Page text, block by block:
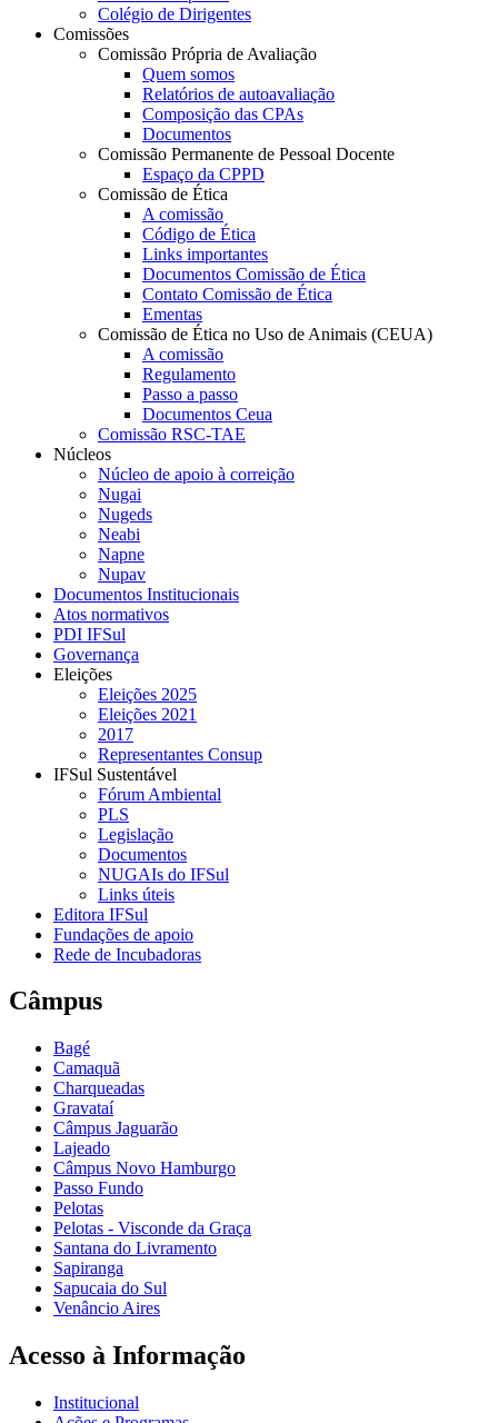
Colégio de Dirigentes
Comissões
Comissão Própria de Avaliação
Quem somos
Relatórios de autoavaliação
Composição das CPAs
Documentos
Comissão Permanente de Pessoal Docente
Espaço da CPPD
Comissão de Ética
A comissão
Código de Ética
Links importantes
Documentos Comissão de Ética
Contato Comissão de Ética
Ementas
Comissão de Ética no Uso de Animais (CEUA)
A comissão
Regulamento
Passo a passo
Documentos Ceua
Comissão RSC-TAE
Núcleos
Núcleo de apoio à correição
Nugai
Nugeds
Neabi
Napne
Nupav
Documentos Institucionais
Atos normativos
PDI IFSul
Governança
Eleições
Eleições 2025
Eleições 2021
2017
Representantes Consup
IFSul Sustentável
Fórum Ambiental
PLS
Legislação
Documentos
NUGAIs do IFSul
Links úteis
Editora IFSul
Fundações de apoio
Rede de Incubadoras
Câmpus
Bagé
Camaquã
Charqueadas
Gravataí
Câmpus Jaguarão
Lajeado
Câmpus Novo Hamburgo
Passo Fundo
Pelotas
Pelotas - Visconde da Graça
Santana do Livramento
Sapiranga
Sapucaia do Sul
Venâncio Aires
Acesso à Informação
Institucional